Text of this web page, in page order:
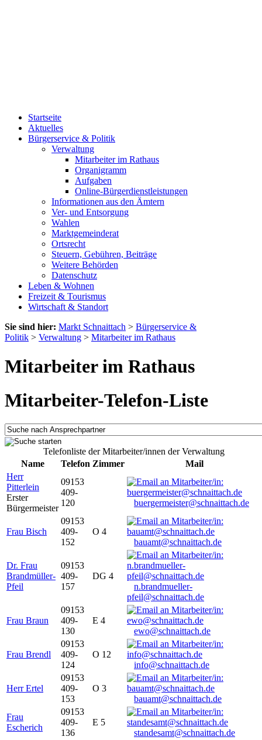
Startseite
Aktuelles
Bürgerservice & Politik
Verwaltung
Mitarbeiter im Rathaus
Organigramm
Aufgaben
Online-Bürgerdienstleistungen
Informationen aus den Ämtern
Ver- und Entsorgung
Wahlen
Marktgemeinderat
Ortsrecht
Steuern, Gebühren, Beiträge
Weitere Behörden
Datenschutz
Leben & Wohnen
Freizeit & Tourismus
Wirtschaft & Standort
Sie sind hier: Markt Schnaittach > Bürgerservice &
Politik > Verwaltung > Mitarbeiter im Rathaus
Mitarbeiter im Rathaus
Mitarbeiter-Telefon-Liste
Telefonliste der Mitarbeiter/innen der Verwaltung
Name
Telefon Zimmer
Mail
Herr
Pitterlein
Erster
Bürgermeister
09153
409-
120
buergermeister@schnaittach.de
Frau Bisch
09153
409-
152
O 4
bauamt@schnaittach.de
Dr. Frau
Brandmüller-
Pfeil
09153
409-
157
DG 4
n.brandmueller-
pfeil@schnaittach.de
Frau Braun
09153
409-
130
E 4
ewo@schnaittach.de
Frau Brendl
09153
409-
124
O 12
info@schnaittach.de
Herr Ertel
09153
409-
153
O 3
bauamt@schnaittach.de
Frau
Escherich
09153
409-
136
E 5
standesamt@schnaittach.de